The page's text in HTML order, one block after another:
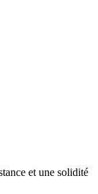
et une solidité